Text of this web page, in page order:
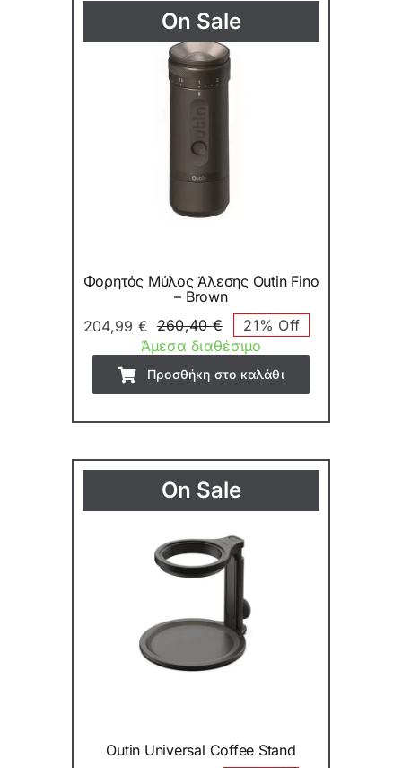
On Sale
Φορητός Μύλος Άλεσης Outin Fino
– Brown
260,40€Original
price
was:
260,40 €.
204,99 €
Η
τρέχουσα
τιμή
είναι:
204,99 €.
21% Off
Άμεσα διαθέσιμο
Προσθήκη στο καλάθι
On Sale
Outin Universal Coffee Stand